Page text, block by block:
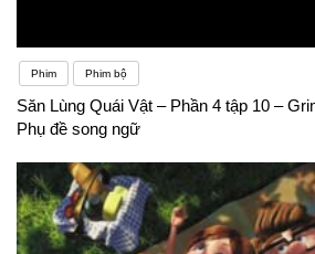
Phim Phim bộ
Săn Lùng Quái Vật – Phần 4 tập 10 –
Phụ đề song ngữ